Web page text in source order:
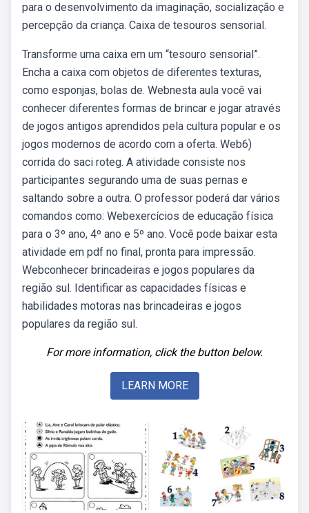
para o desenvolvimento da imaginação, socialização e
percepção da criança. Caixa de tesouros sensorial.
Transforme uma caixa em um “tesouro sensorial”.
Encha a caixa com objetos de diferentes texturas,
como esponjas, bolas de. Webnesta aula você vai
conhecer diferentes formas de brincar e jogar através
de jogos antigos aprendidos pela cultura popular e os
jogos modernos de acordo com a oferta. Web6)
corrida do saci roteg. A atividade consiste nos
participantes segurando uma de suas pernas e
saltando sobre a outra. O professor poderá dar vários
comandos como: Webexercícios de educação física
para o 3º ano, 4º ano e 5º ano. Você pode baixar esta
atividade em pdf no final, pronta para impressão.
Webconhecer brincadeiras e jogos populares da
região sul. Identificar as capacidades físicas e
habilidades motoras nas brincadeiras e jogos
populares da região sul.
For more information, click the button below.
LEARN MORE